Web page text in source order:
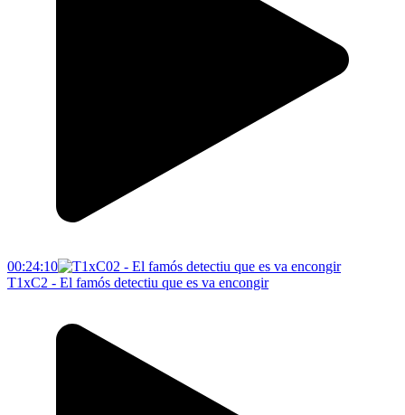
00:24:10
T1xC2 - El famós detectiu que es va encongir